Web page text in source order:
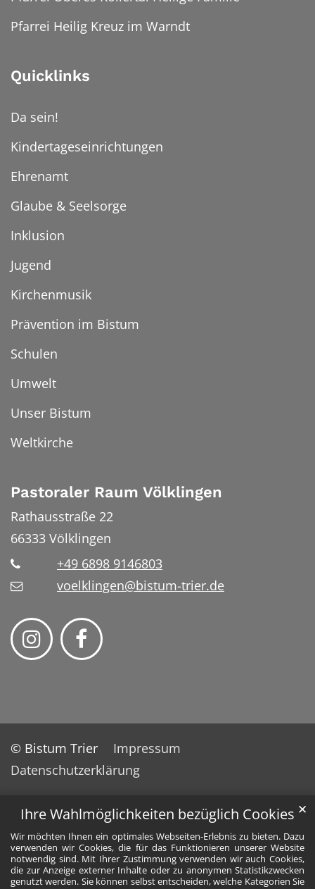
Ihre Wahlmöglichkeiten bezüglich Cookies
Wir möchten Ihnen ein optimales Webseiten-Erlebnis zu bieten. Dazu
verwenden wir Cookies, die für das Funktionieren unserer Website
notwendig sind. Mit Ihrer Zustimmung verwenden wir auch Cookies,
die zur Anzeige externer Inhalte oder zu anonymen Statistikzwecken
genutzt werden. Sie können selbst entscheiden, welche Kategorien Sie
✕
Pfarrei Heilig Kreuz im Warndt
Quicklinks
Da sein!
Kindertageseinrichtungen
Ehrenamt
Glaube & Seelsorge
Inklusion
Jugend
Kirchenmusik
Prävention im Bistum
Schulen
Umwelt
Unser Bistum
Weltkirche
Pastoraler Raum Völklingen
Rathausstraße 22
66333 Völklingen
+49 6898 9146803
voelklingen@bistum-trier.de
© Bistum Trier
Impressum
Datenschutzerklärung